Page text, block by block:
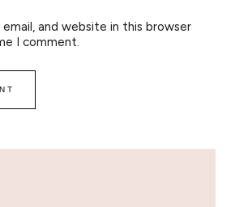
email, and website in this browser
I comment.